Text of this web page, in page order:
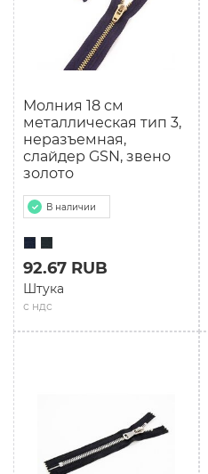
Молния 18 см
металлическая тип 3,
неразъемная,
слайдер GSN, звено
золото
В наличии
с ндс
92.67 RUB
Штука